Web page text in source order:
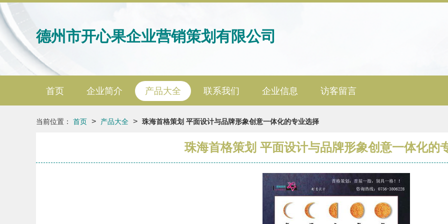
德州市开心果企业营销策划有限公司
首页 企业简介 产品大全 联系我们 企业信息 访客留言
当前位置： 首页 > 产品大全 > 珠海首格策划 平面设计与品牌形象创意一体化的专业选择
珠海首格策划 平面设计与品牌形象创意一体化的